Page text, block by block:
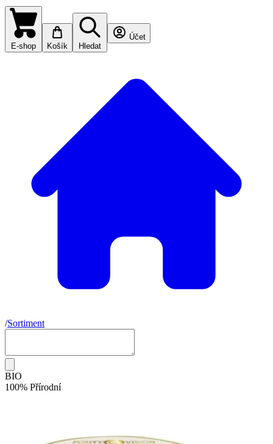
E-shop Košík Hledat
Účet
/Sortiment
BIO
100% Přírodní